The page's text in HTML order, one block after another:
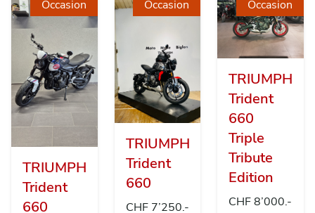
Occasion
TRIUMPH
Trident
660
Occasion
TRIUMPH
Trident
660
CHF 7’250.-
Occasion
TRIUMPH
Trident
660
Triple
Tribute
Edition
CHF 8’000.-